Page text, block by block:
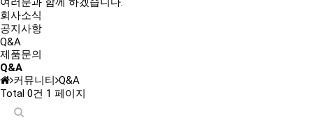
회사소식
공지사항
Q&A
제품문의
Q&A
커뮤니티 Q&A
Total 0건 1 페이지